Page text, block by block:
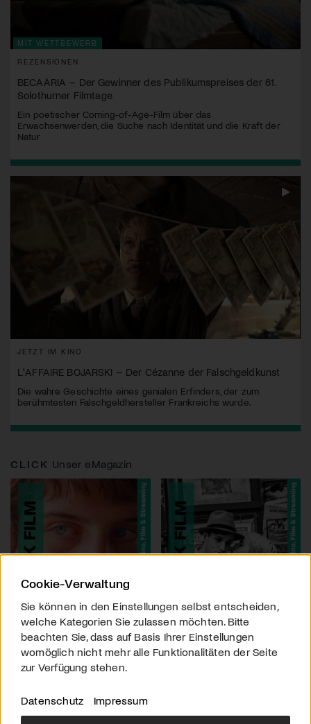
MIT WETTBEWERB
REZENSIONEN
BECAÀRIA – Der Gewinner des Publikumspreises der 61.
Solothurner Filmtage
Ein poetischer Coming-of-Age-Film über das
Erwachsenwerden, die Suche nach Identität und die Kraft der
Natur
JETZT IM KINO
L'AFFAIRE BOJARSKI – Der Cézanne der Falschgeldkunst
Die wahre Geschichte eines genialen Erfinders, der zum
berühmtesten Falschgeldhersteller Frankreichs wurde.
CLICK Unser eMagazin
Cookie-Verwaltung
Sie können in den Einstellungen selbst entscheiden,
welche Kategorien Sie zulassen möchten. Bitte
beachten Sie, dass auf Basis Ihrer Einstellungen
womöglich nicht mehr alle Funktionalitäten der Seite
zur Verfügung stehen.
Datenschutz Impressum